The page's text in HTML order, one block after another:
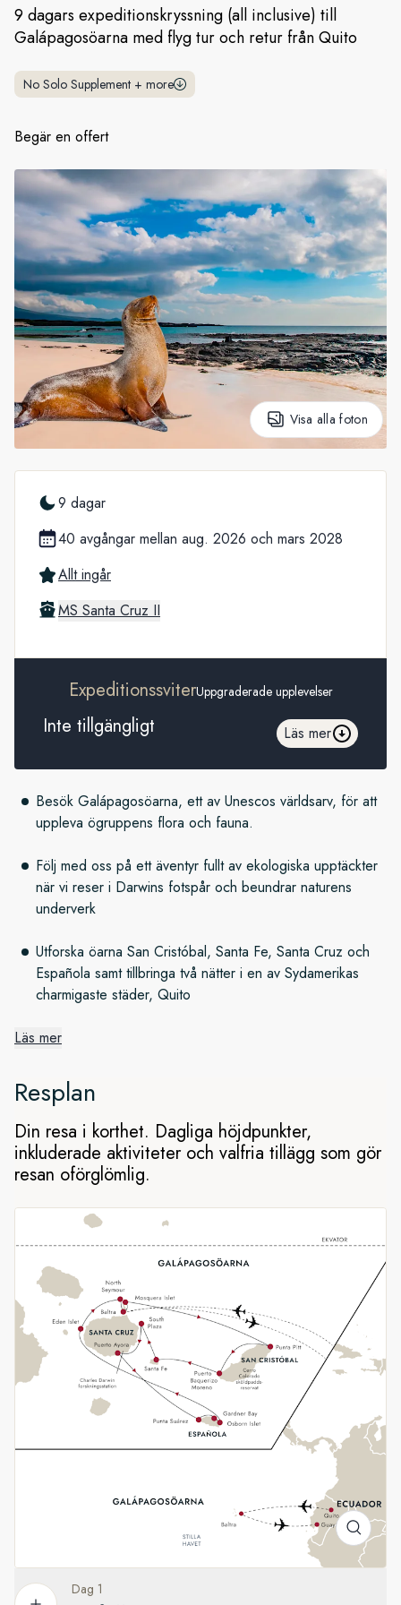
Sverige
Danmark
9 dagars expeditionskryssning (all inclusive) till
Galápagosöarna med flyg tur och retur från Quito
No Solo Supplement + more
Begär en offert
Visa alla foton
Besök Galápagosöarna, ett av Unescos världsarv, för att
uppleva ögruppens flora och fauna.
Följ med oss på ett äventyr fullt av ekologiska upptäckter
när vi reser i Darwins fotspår och beundrar naturens
underverk
Utforska öarna San Cristóbal, Santa Fe, Santa Cruz och
Española samt tillbringa två nätter i en av Sydamerikas
charmigaste städer, Quito
Vår expedition startar i vackra
Quito
Quito är en av Sydamerikas charmigaste huvudstäder. Denna
världsarvsstad bjuder på arkitektur från den spanska
kolonialeran, mysiga restauranger och hantverksbutiker.
Provsmaka välsmakande, ecuadorianska specialiteter och
promenera genom färgglada marknader fulla av lokala
hantverk under dina två dagar i staden. Dag två får du
besöka Quitos historiska stadskärna på en guidad rundtur.
Fascinerande Galápagosöarna
Efter att ha besökt ekvatorn och utforskat Quitos historiska
stadskärna sätter vi kurs mot Galápagosöarna, där ett
oförglömligt äventyr till havs väntar. Håll utkik efter ikoniska
djur som jättesköldpaddor, havsleguaner och blåfotade sulor.
Kom nära naturens underverk i små pangabåtar, kajaker eller
vår båt med glasbotten tillsammans med vårt expeditionsteam
Läs mer
9 dagar
40 avgångar mellan aug. 2026 och mars 2028
Allt ingår
MS Santa Cruz II
ExpeditionssviterUppgraderade upplevelser
Inte tillgängligt Läs mer
Resplan
Din resa i korthet. Dagliga höjdpunkter,
inkluderade aktiviteter och valfria tillägg som gör
resan oförglömlig.
Dag 1